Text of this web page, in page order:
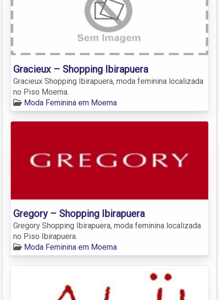
Gracieux – Shopping Ibirapuera
Gracieux Shopping Ibirapuera, moda feminina localizada
no Piso Moema.
Moda Feminina em Moema
Gregory – Shopping Ibirapuera
Gregory Shopping Ibirapuera, moda feminina localizada
no Piso Ibirapuera.
Moda Feminina em Moema